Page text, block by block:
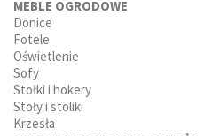
MEBLE OGRODOWE
Donice
Fotele
Oświetlenie
Sofy
Stołki i hokery
Stoły i stoliki
Krzesła